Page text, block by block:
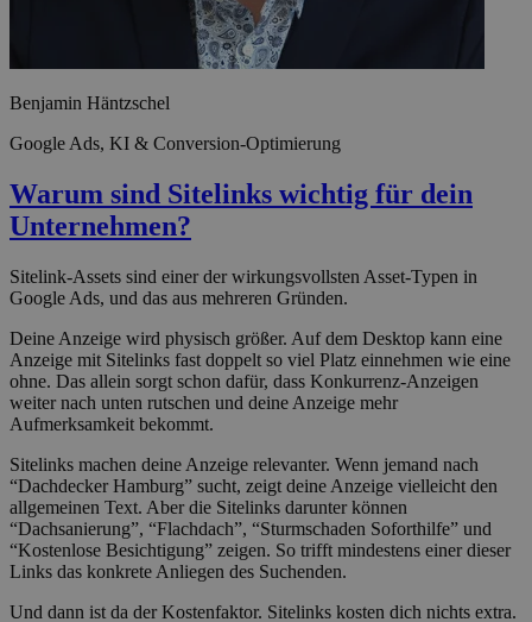
Benjamin Häntzschel
Google Ads, KI & Conversion-Optimierung
Warum sind Sitelinks wichtig für dein
Unternehmen?
Sitelink-Assets sind einer der wirkungsvollsten Asset-Typen in
Google Ads, und das aus mehreren Gründen.
Deine Anzeige wird physisch größer. Auf dem Desktop kann eine
Anzeige mit Sitelinks fast doppelt so viel Platz einnehmen wie eine
ohne. Das allein sorgt schon dafür, dass Konkurrenz-Anzeigen
weiter nach unten rutschen und deine Anzeige mehr
Aufmerksamkeit bekommt.
Sitelinks machen deine Anzeige relevanter. Wenn jemand nach
“Dachdecker Hamburg” sucht, zeigt deine Anzeige vielleicht den
allgemeinen Text. Aber die Sitelinks darunter können
“Dachsanierung”, “Flachdach”, “Sturmschaden Soforthilfe” und
“Kostenlose Besichtigung” zeigen. So trifft mindestens einer dieser
Links das konkrete Anliegen des Suchenden.
Und dann ist da der Kostenfaktor. Sitelinks kosten dich nichts extra.